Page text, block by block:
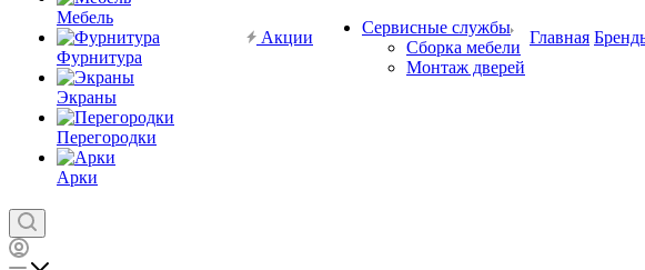
Мебель
Фурнитура
Экраны
Перегородки
Арки
Акции
Сервисные службы
Сборка мебели
Монтаж дверей
Главная